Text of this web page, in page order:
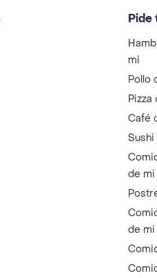
Pide
mi
Pollo
Café
de mi
de mi